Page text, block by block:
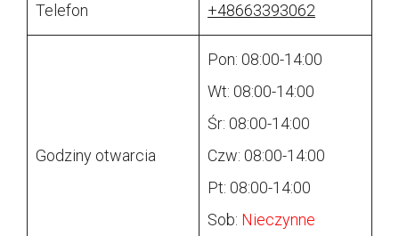
Telefon +48663393062
Godziny otwarcia
Pon: 08:00-14:00
Wt: 08:00-14:00
Śr: 08:00-14:00
Czw: 08:00-14:00
Pt: 08:00-14:00
Sob: Nieczynne